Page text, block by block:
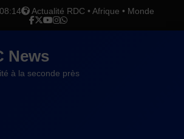
Actualité RDC • Afrique • Monde
News
à la seconde près